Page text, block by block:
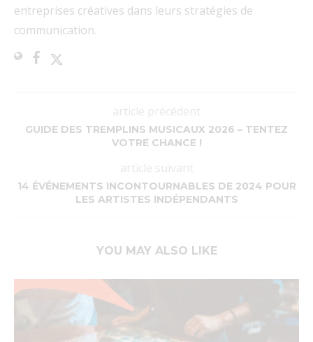
entreprises créatives dans leurs stratégies de
communication.
article précédent
GUIDE DES TREMPLINS MUSICAUX 2026 – TENTEZ
VOTRE CHANCE !
article suivant
14 ÉVÉNEMENTS INCONTOURNABLES DE 2024 POUR
LES ARTISTES INDÉPENDANTS
YOU MAY ALSO LIKE